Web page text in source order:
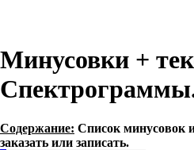
Минусовки +
Содержание: Список минусовок
заказать или записать.